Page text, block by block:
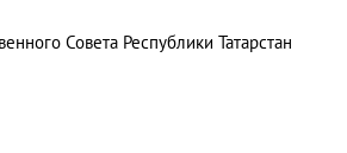
Совета Республики Татарстан